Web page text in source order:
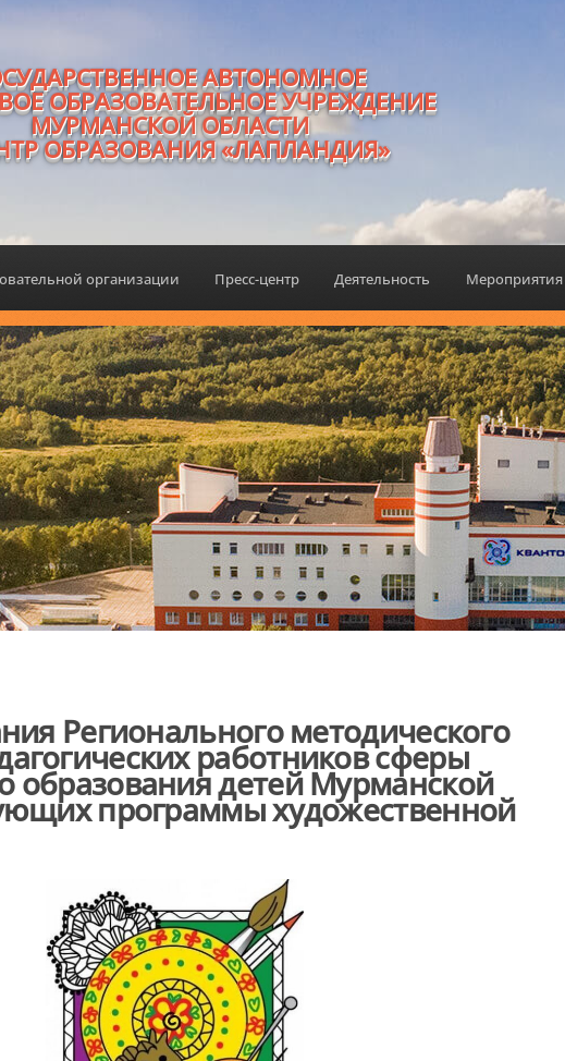
АВТОНОМНОЕ
ОБРАЗОВАТЕЛЬНОЕ УЧРЕЖДЕНИЕ
МУРМАНСКОЙ ОБЛАСТИ
ОБРАЗОВАНИЯ «ЛАПЛАНДИЯ»
организации Пресс-центр Деятельность Мероприятия
Регионального методического
работников сферы
образования детей Мурманской
программы художественной